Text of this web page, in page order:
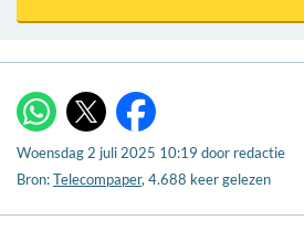
WhatsApp Facebook
Woensdag 2 juli 2025 10:19 door redactie
Bron:Telecompaper, 4.688 keer gelezen